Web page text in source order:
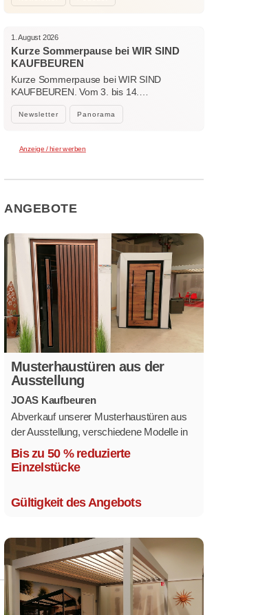
Newsletter Panorama
1. August 2026
Kurze Sommerpause bei WIR SIND
KAUFBEUREN
Kurze Sommerpause bei WIR SIND
KAUFBEUREN. Vom 3. bis 14.…
Anzeige / hier werben
ANGEBOTE
Musterhaustüren aus der
Ausstellung
JOAS Kaufbeuren
Abverkauf unserer Musterhaustüren aus
der Ausstellung, verschiedene Modelle in
mehreren Farben und
Ausstattungsvarianten.
Bis zu 50 % reduzierte
Einzelstücke
Gültigkeit des Angebots